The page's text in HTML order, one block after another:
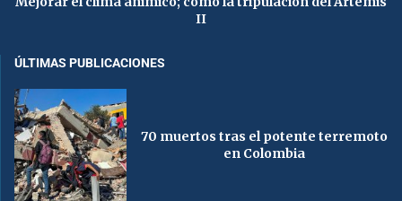
II
ÚLTIMAS PUBLICACIONES
70 muertos tras el potente terremoto
en Colombia